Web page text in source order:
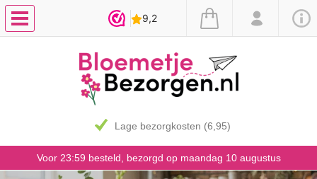
7 dagen vaasgarantie
Voor 23:59 besteld, bezorgd op maandag 10 augustus